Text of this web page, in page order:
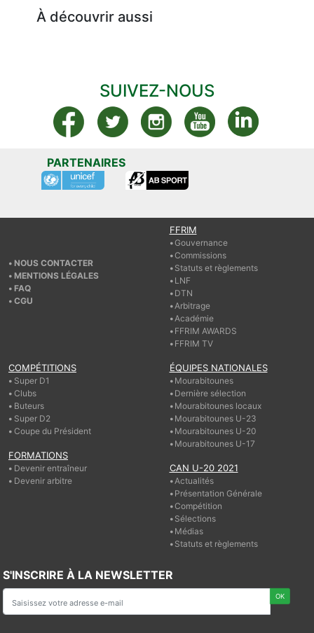
À découvrir aussi
SUIVEZ-NOUS
PARTENAIRES
NOUS CONTACTER
MENTIONS LÉGALES
FAQ
CGU
FFRIM
Gouvernance
Commissions
Statuts et règlements
LNF
DTN
Arbitrage
Académie
FFRIM AWARDS
FFRIM TV
COMPÉTITIONS
Super D1
Clubs
Buteurs
Super D2
Coupe du Président
FORMATIONS
Devenir entraîneur
Devenir arbitre
ÉQUIPES NATIONALES
Mourabitounes
Dernière sélection
Mourabitounes locaux
Mourabitounes U-23
Mourabitounes U-20
Mourabitounes U-17
CAN U-20 2021
Actualités
Présentation Générale
Compétition
Sélections
Médias
Statuts et règlements
S'INSCRIRE À LA NEWSLETTER